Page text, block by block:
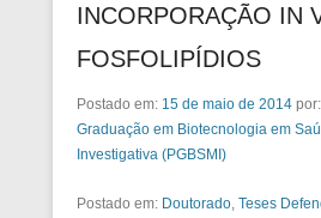
INCORPORAÇÃO IN
FOSFOLIPÍDIOS
Postado em: 15 de maio de 2014 por:
Graduação em Biotecnologia em
Investigativa (PGBSMI)
Postado em: Doutorado, Teses